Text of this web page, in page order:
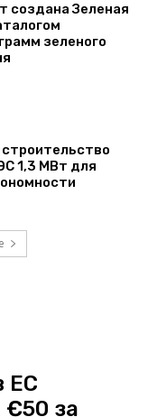
создана Зеленая
зеленого
строительство
1,3 МВт для